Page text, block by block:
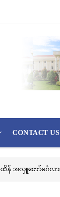
CONTACT US